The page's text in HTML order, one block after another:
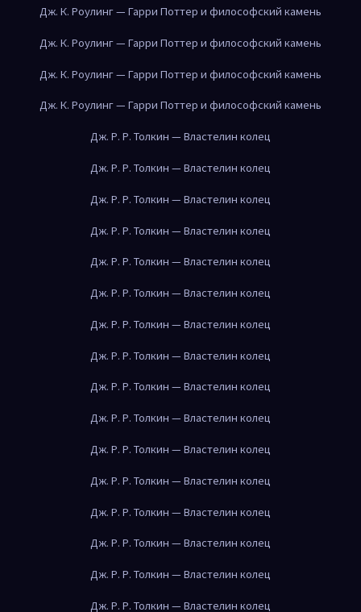
Дж. К. Роулинг — Гарри Поттер и философский камень
Дж. К. Роулинг — Гарри Поттер и философский камень
Дж. К. Роулинг — Гарри Поттер и философский камень
Дж. К. Роулинг — Гарри Поттер и философский камень
Дж. Р. Р. Толкин — Властелин колец
Дж. Р. Р. Толкин — Властелин колец
Дж. Р. Р. Толкин — Властелин колец
Дж. Р. Р. Толкин — Властелин колец
Дж. Р. Р. Толкин — Властелин колец
Дж. Р. Р. Толкин — Властелин колец
Дж. Р. Р. Толкин — Властелин колец
Дж. Р. Р. Толкин — Властелин колец
Дж. Р. Р. Толкин — Властелин колец
Дж. Р. Р. Толкин — Властелин колец
Дж. Р. Р. Толкин — Властелин колец
Дж. Р. Р. Толкин — Властелин колец
Дж. Р. Р. Толкин — Властелин колец
Дж. Р. Р. Толкин — Властелин колец
Дж. Р. Р. Толкин — Властелин колец
Дж. Р. Р. Толкин — Властелин колец